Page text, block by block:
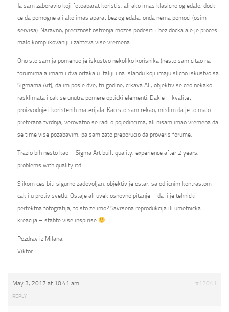
Ja sam zaboravio koji fotoaparat koristis, ali ako imas klasicno ogledalo, dock
ce da pomogne ali ako imas aparat bez ogledala, onda nema pomoci (osim
servisa). Naravno, preciznost ostrenja mozes podesiti i bez docka ale je proces
malo komplikovaniji i zahteva vise vremena.
Ono sto sam ja pomenuo je iskustvo nekoliko korisnika (nesto sam citao na
forumima a imam i dva ortaka u Italiji i na Islandu koji imaju slicno iskustvo sa
Sigmama Art), da im posle dve, tri godine, crkava AF, objektiv se ceo nekako
rasklimata i cak se unutra pomere opticki elementi. Dakle – kvalitet
proizvodnje i koristenih materijala. Kao sto sam rekao, mislim da je to malo
preterana tvrdnja, verovatno se radi o pojedincima, ali nisam imao vremena da
se time vise pozabavim, pa sam zato preporucio da proveris forume.
Trazio bih nesto kao – Sigma Art built quality, experience after 2 years,
problems with quality itd.
Slikom ces biti sigurno zadovoljan, objektiv je ostar, sa odlicnim kontrastom
cak i u protiv svetlu. Ostaje ali uvek osnovno pitanje – da li je tehnicki
perfektna fotografija, to sto zelimo? Savrsena reprodukcija ili umetnicka
kreacija – stabte vise inspirise
Pozdrav iz Milana,
Viktor
May 3, 2017 at 10:41 am #12041
REPLY